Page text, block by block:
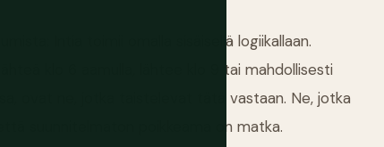
Intia toimii omalla sisäisellä logiikallaan.
klo 6 aamulla, lähtee klo 9 tai mahdollisesti
ovat ne, jotka taistelevat tätä vastaan. Ne, jotka
suunnitelmaton poikkeama on matka.